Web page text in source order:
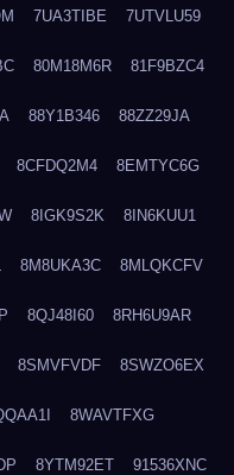
7UA3TIBE 7UTVLU59
80M18M6R 81F9BZC4
88Y1B346 88ZZ29JA
8CFDQ2M4 8EMTYC6G
8IGK9S2K 8IN6KUU1
8M8UKA3C 8MLQKCFV
8QJ48I60 8RH6U9AR
8SMVFVDF 8SWZO6EX
8WAVTFXG
8YTM92ET 91536XNC